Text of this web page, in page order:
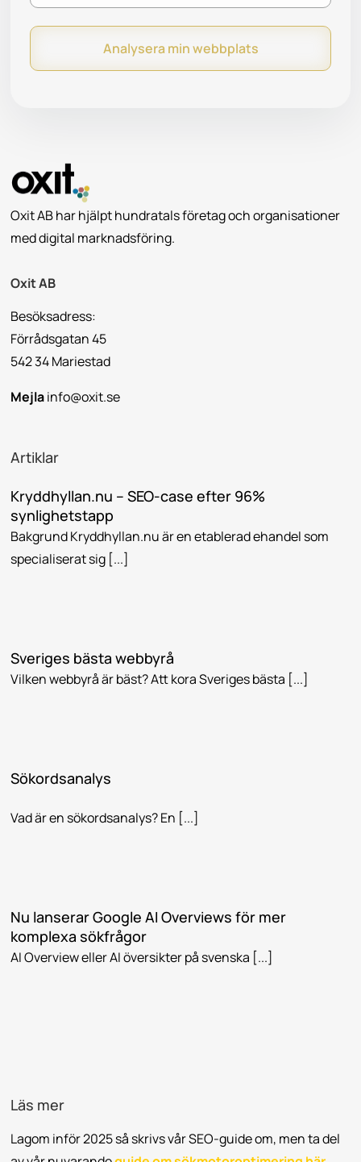
Analysera min webbplats
Oxit AB har hjälpt hundratals företag och organisationer
med digital marknadsföring.
Oxit AB
Besöksadress:
Förrådsgatan 45
542 34 Mariestad
Mejlainfo@oxit.se
Artiklar
Kryddhyllan.nu – SEO-case efter 96%
synlighetstapp
Bakgrund Kryddhyllan.nu är en etablerad ehandel som
specialiserat sig [...]
Sveriges bästa webbyrå
Vilken webbyrå är bäst? Att kora Sveriges bästa [...]
Sökordsanalys
Vad är en sökordsanalys? En [...]
Nu lanserar Google AI Overviews för mer
komplexa sökfrågor
AI Overview eller AI översikter på svenska [...]
Läs mer
Erbjudande
Lagom inför 2025 så skrivs vår SEO-guide om, men ta del